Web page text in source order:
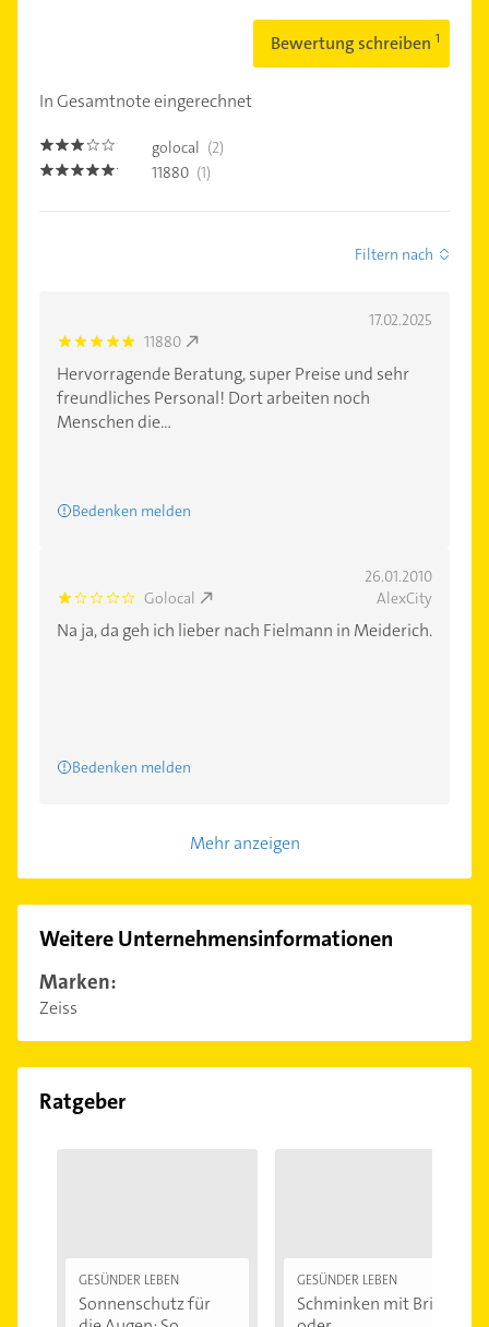
Bewertung schreiben
In Gesamtnote eingerechnet
3.0 golocal (2)
5.0 11880 (1)
Filtern nach
17.02.2025
5.0 11880
Hervorragende Beratung, super Preise und sehr
freundliches Personal! Dort arbeiten noch
Menschen die...
Bedenken melden
26.01.2010
1.0 Golocal AlexCity
Na ja, da geh ich lieber nach Fielmann in Meiderich.
Bedenken melden
Mehr anzeigen
Weitere Unternehmensinformationen
Marken:
Zeiss
Ratgeber
GESÜNDER LEBEN
Sonnenschutz für
GESÜNDER LEBEN
Schminken mit Brille